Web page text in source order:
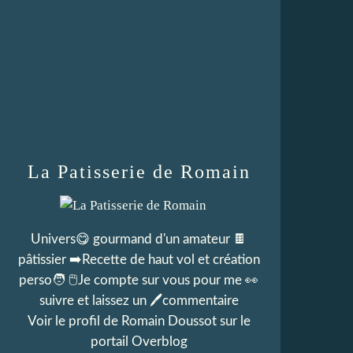
La Patisserie de Romain
Univers😋 gourmand d'un amateur 🍫
pâtissier ➡️Recette de haut vol et création
perso🧑 🖱Je compte sur vous pour me 👀
suivre et laissez un 🖊commentaire
Voir le profil de Romain Doussotsur le
portail Overblog